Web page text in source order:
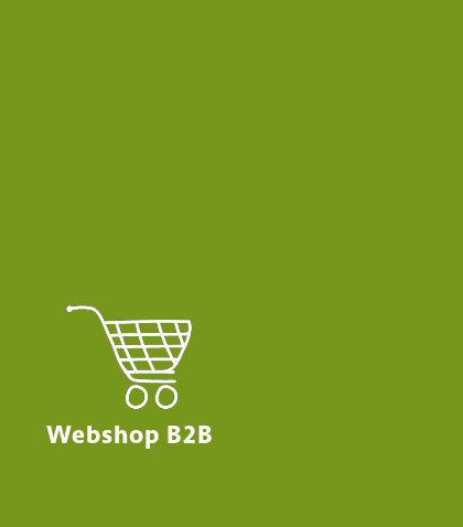
Webshop B2B